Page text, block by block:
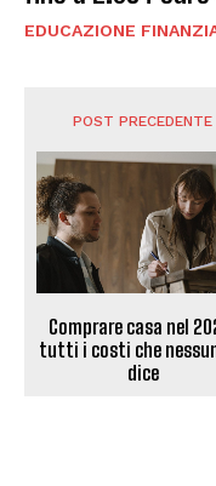
EDUCAZIONE
POST PRECEDENTE
Comprare casa nel
tutti i costi che
dice